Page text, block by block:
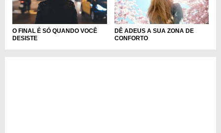
O FINAL É SÓ QUANDO VOCÊ
DESISTE
DÊ ADEUS A SUA ZONA DE
CONFORTO